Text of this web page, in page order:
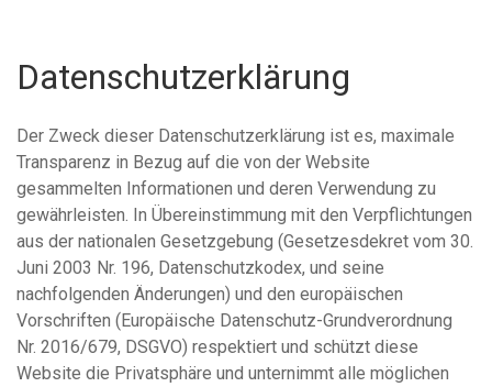
Datenschutzerklärung
Der Zweck dieser Datenschutzerklärung ist es, maximale
Transparenz in Bezug auf die von der Website
gesammelten Informationen und deren Verwendung zu
gewährleisten. In Übereinstimmung mit den Verpflichtungen
aus der nationalen Gesetzgebung (Gesetzesdekret vom 30.
Juni 2003 Nr. 196, Datenschutzkodex, und seine
nachfolgenden Änderungen) und den europäischen
Vorschriften (Europäische Datenschutz-Grundverordnung
Nr. 2016/679, DSGVO) respektiert und schützt diese
Website die Privatsphäre und unternimmt alle möglichen